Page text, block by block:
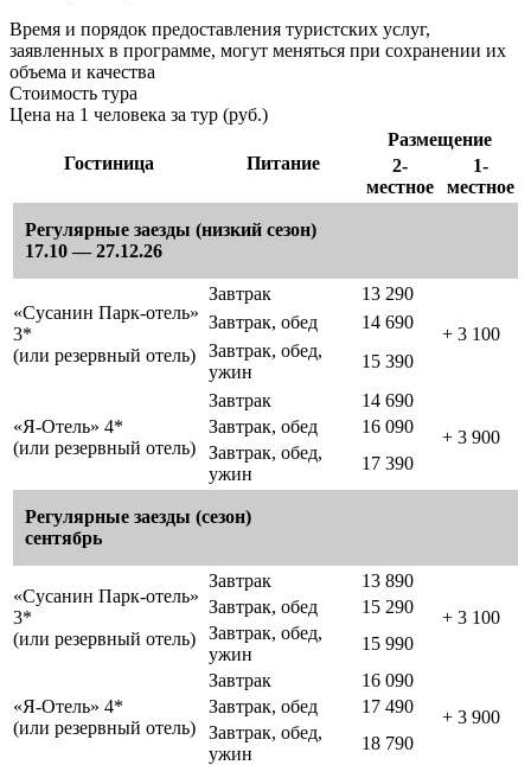
Время и порядок предоставления туристских услуг,
заявленных в программе, могут меняться при сохранении их
объема и качества
Стоимость тура
Цена на 1 человека за тур (руб.)
Гостиница Питание
Размещение
2-
местное
1-
местное
Регулярные заезды (низкий сезон)
17.10 — 27.12.26
«Сусанин Парк-отель»
3*
(или резервный отель)
Завтрак
13 290
+ 3 100
Завтрак, обед
14 690
Завтрак, обед,
ужин
15 390
«Я-Отель» 4*
(или резервный отель)
Завтрак
14 690
+ 3 900
Завтрак, обед
16 090
Завтрак, обед,
ужин
17 390
Регулярные заезды (сезон)
сентябрь
«Сусанин Парк-отель»
3*
(или резервный отель)
Завтрак
13 890
+ 3 100
Завтрак, обед
15 290
Завтрак, обед,
ужин
15 990
«Я-Отель» 4*
(или резервный отель)
Завтрак
16 090
+ 3 900
Завтрак, обед
17 490
Завтрак, обед,
ужин
18 790